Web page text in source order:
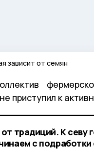
зависит от семян
приступил к
традиций. К севу
с